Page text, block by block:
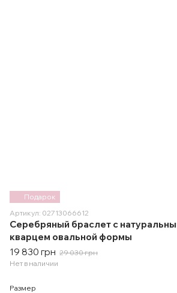
Подарок
Артикул: 02713066612
Серебряный браслет с
кварцем овальной формы
19 830 грн 29 030 грн
Нет в наличии
Размер